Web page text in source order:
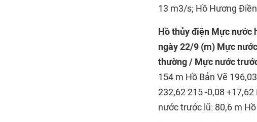
13 m3/s; Hồ Hương
Hồ thủy điện Mực nước
ngày 22/9 (m) Mực
thường / Mực nước
154 m Hồ Bản Vẽ
232,62 215 -0,08
nước trước lũ: 80,6 m